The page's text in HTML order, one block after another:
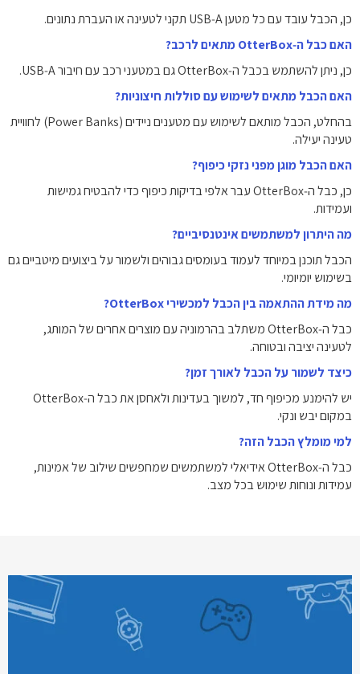
כן, הכבל עובד עם כל מטען USB‑A תקני לטעינה או העברת נתונים.
האם כבל ה‑OtterBox מתאים לרכב?
כן, ניתן להשתמש בכבל ה‑OtterBox גם במטעני רכב עם חיבור USB‑A.
האם הכבל מתאים לשימוש עם סוללות חיצוניות?
בהחלט, הכבל מותאם לשימוש עם מטענים ניידים (Power Banks) לחוויית
טעינה יעילה.
האם הכבל מוגן מפני נזקי כיפוף?
כן, כבל ה‑OtterBox עבר אלפי בדיקות כיפוף כדי להבטיח גמישות
ועמידות.
מה היתרון למשתמשים אינטנסיביים?
הכבל תוכנן במיוחד לעמוד בעומסים גבוהים ולשמור על ביצועים מיטביים גם
בשימוש יומיומי.
מה מידת ההתאמה בין הכבל למכשירי OtterBox?
כבל ה‑OtterBox משתלב בהרמוניה עם מוצרים אחרים של המותג,
לטעינה יציבה ובטוחה.
כיצד לשמור על הכבל לאורך זמן?
יש להימנע מכיפוף חד, למשוך בעדינות ולאחסן את כבל ה‑OtterBox
במקום יבש ונקי.
למי מומלץ הכבל הזה?
כבל ה‑OtterBox אידיאלי למשתמשים שמחפשים שילוב של אמינות,
עמידות ונוחות שימוש בכל מצב.